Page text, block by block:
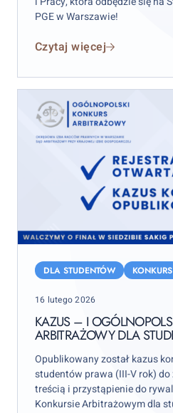
Praktyk
Pracy!
PGE w Warszawie!
Czytaj więcej
Ogólnopolski
Konkurs
Arbitrażowy
studentów
prawa
DLA STUDENTÓW
Posted
16 lutego 2026
KAZUS – I
ARBITRAŻOWY DLA
Opublikowany został kazus
studentów prawa (III-V rok)
treścią i przystąpienie do
Konkursie Arbitrażowym dla